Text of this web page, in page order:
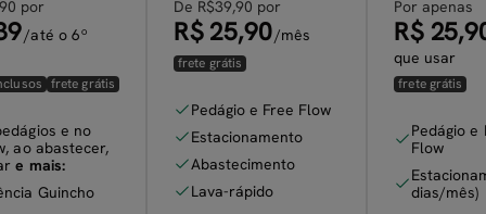
por
/até o 6º
frete grátis
e no
ao abastecer,
e mais:
Guincho
R$
5,39
/até
De R$39,90 por
R$ 25,90/mês
frete grátis
Pedágio e Free Flow
Estacionamento
Abastecimento
Lava-rápido
Por apenas
R$
que usar
frete grátis
Pedágio e
Flow
dias/mês)